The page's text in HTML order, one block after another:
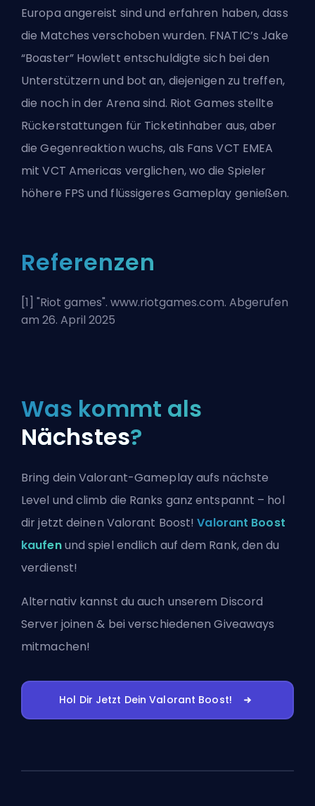
Europa angereist sind und erfahren haben, dass
die Matches verschoben wurden. FNATIC’s Jake
“Boaster” Howlett entschuldigte sich bei den
Unterstützern und bot an, diejenigen zu treffen,
die noch in der Arena sind. Riot Games stellte
Rückerstattungen für Ticketinhaber aus, aber
die Gegenreaktion wuchs, als Fans VCT EMEA
mit VCT Americas verglichen, wo die Spieler
höhere FPS und flüssigeres Gameplay genießen.
Referenzen
[1] "Riot games". www.riotgames.com. Abgerufen
am 26. April 2025
Was kommt als
Nächstes?
Bring dein Valorant-Gameplay aufs nächste
Level und climb die Ranks ganz entspannt – hol
dir jetzt deinen Valorant Boost!Valorant Boost
kaufenund spiel endlich auf dem Rank, den du
verdienst!
Alternativ kannst du auch unserem Discord
Server joinen & bei verschiedenen Giveaways
mitmachen!
Hol Dir Jetzt Dein Valorant Boost!